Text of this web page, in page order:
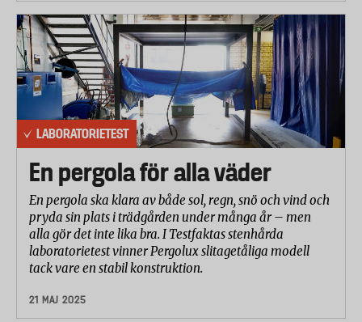
LABORATORIETEST
En pergola för alla väder
En pergola ska klara av både sol, regn, snö och vind och
pryda sin plats i trädgården under många år – men
alla gör det inte lika bra. I Testfaktas stenhårda
laboratorietest vinner Pergolux slitagetåliga modell
tack vare en stabil konstruktion.
21 MAJ 2025